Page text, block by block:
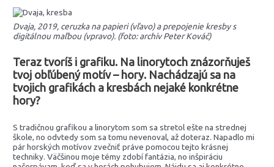
Dvaja, 2019, ceruzka na papieri (vľavo) a prepojenie kresby s
digitálnou maľbou (vpravo). (foto: archív Peter Kováč)
Teraz tvoríš i grafiku. Na linorytoch znázorňuješ
tvoj obľúbený motív – hory. Nachádzajú sa na
tvojich grafikách a kresbách nejaké konkrétne
hory?
S tradičnou grafikou a linorytom som sa stretol ešte na strednej
škole, no odvtedy som sa tomu nevenoval, až doteraz. Napadlo mi
pár horských motívov zvečniť práve pomocou tejto krásnej
techniky. Väčšinou moje témy zdobí fantázia, no inšpiráciu